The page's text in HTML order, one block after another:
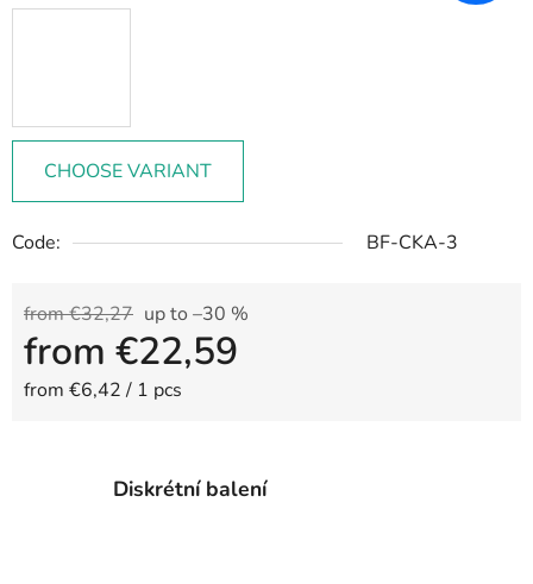
CHOOSE VARIANT
Code: BF-CKA-3
from €32,27 up to –30 %
from €22,59
Measure price:
from €6,42 / 1 pcs
Diskrétní balení